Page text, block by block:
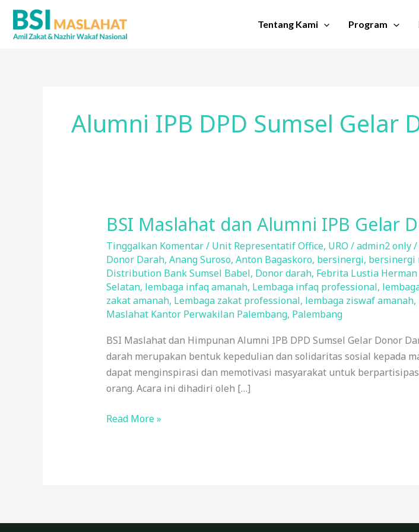
Lewati
konten
Tentang Kami Program
Alumni IPB DPD Sumsel Gelar
BSI Maslahat dan Alumni IPB Gelar
Tinggalkan Komentar/ Unit Representatif Office, URO /admin2 only/
Donor Darah, Anang Suroso, Anton Bagaskoro, bersinergi, bersinergi
Distribution Bank Sumsel Babel, Donor darah, Febrita Lustia
Selatan, lembaga infaq amanah, Lembaga infaq professional,
zakat amanah, Lembaga zakat professional, lembaga ziswaf amanah,
Maslahat Kantor Perwakilan Palembang, Palembang
BSI Maslahat dan Himpunan Alumni IPB DPD Sumsel Gelar Donor
darah merupakan bentuk kepedulian dan solidaritas sosial kepada
dapat menginspirasi dan memotivasi masyarakat untuk
orang. Acara ini dihadiri oleh […]
BSI
dan
Alumni
IPB
Gelar
Donor
di
Palembang
Read More »